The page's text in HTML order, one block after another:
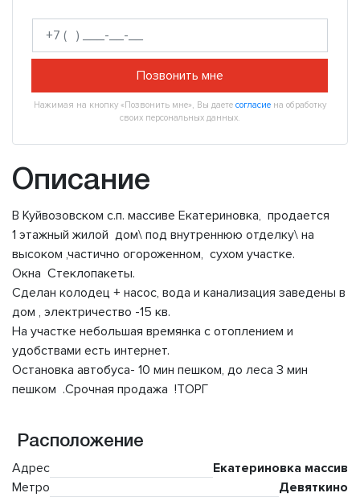
Позвонить мне
Нажимая на кнопку «Позвонить мне», Вы даете согласие на обработку
своих персональных данных.
Описание
В Куйвозовском с.п. массиве Екатериновка, продается
1 этажный жилой дом\ под внутреннюю отделку\ на
высоком ,частично огороженном, сухом участке.
Окна Стеклопакеты.
Сделан колодец + насос, вода и канализация заведены в
дом , электричество -15 кв.
На участке небольшая времянка с отоплением и
удобствами есть интернет.
Остановка автобуса- 10 мин пешком, до леса 3 мин
пешком .Срочная продажа !ТОРГ
Расположение
Адрес
Екатериновка массив
Метро
Девяткино